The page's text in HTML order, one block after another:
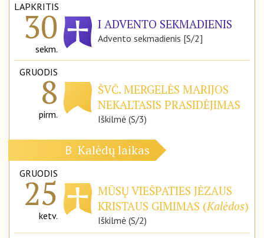
LAPKRITIS
30
sekm.
I ADVENTO SEKMADIENIS
Advento sekmadienis [S/2]
GRUODIS
8
pirm.
ŠVČ. MERGELĖS MARIJOS
NEKALTASIS PRASIDĖJIMAS
Iškilmė (S/3)
B Kalėdų laikas
GRUODIS
25
ketv.
MŪSŲ VIEŠPATIES JĖZAUS
KRISTAUS GIMIMAS (Kalėdos)
Iškilmė (S/2)